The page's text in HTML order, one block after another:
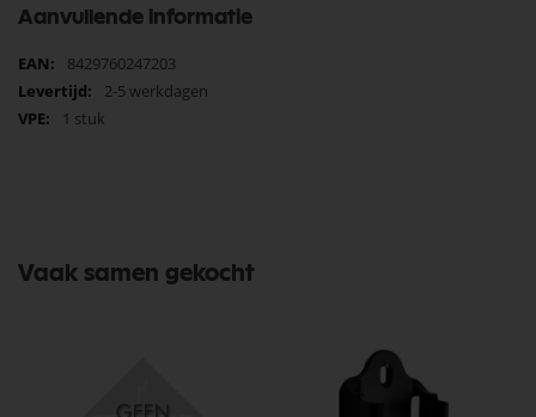
Aanvullende informatie
Meer
informatie
8429760247203
2-5 werkdagen
1 stuk
Vaak samen gekocht